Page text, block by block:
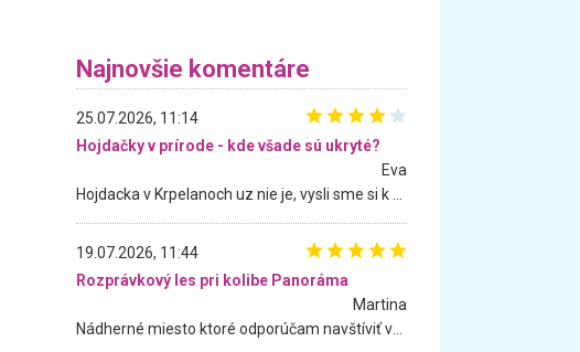
Najnovšie komentáre
25.07.2026, 11:14
Hojdačky v prírode - kde všade sú ukryté?
Eva
19.07.2026, 11:44
Rozprávkový les pri kolibe Panoráma
Martina